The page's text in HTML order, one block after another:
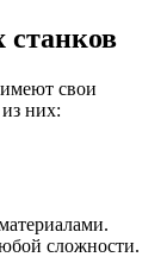
свои
них:
сложности.